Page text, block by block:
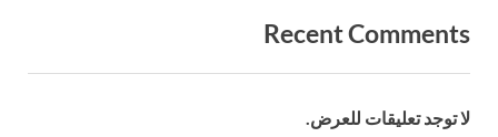
Recent Comments
لا توجد تعليقات للعرض.